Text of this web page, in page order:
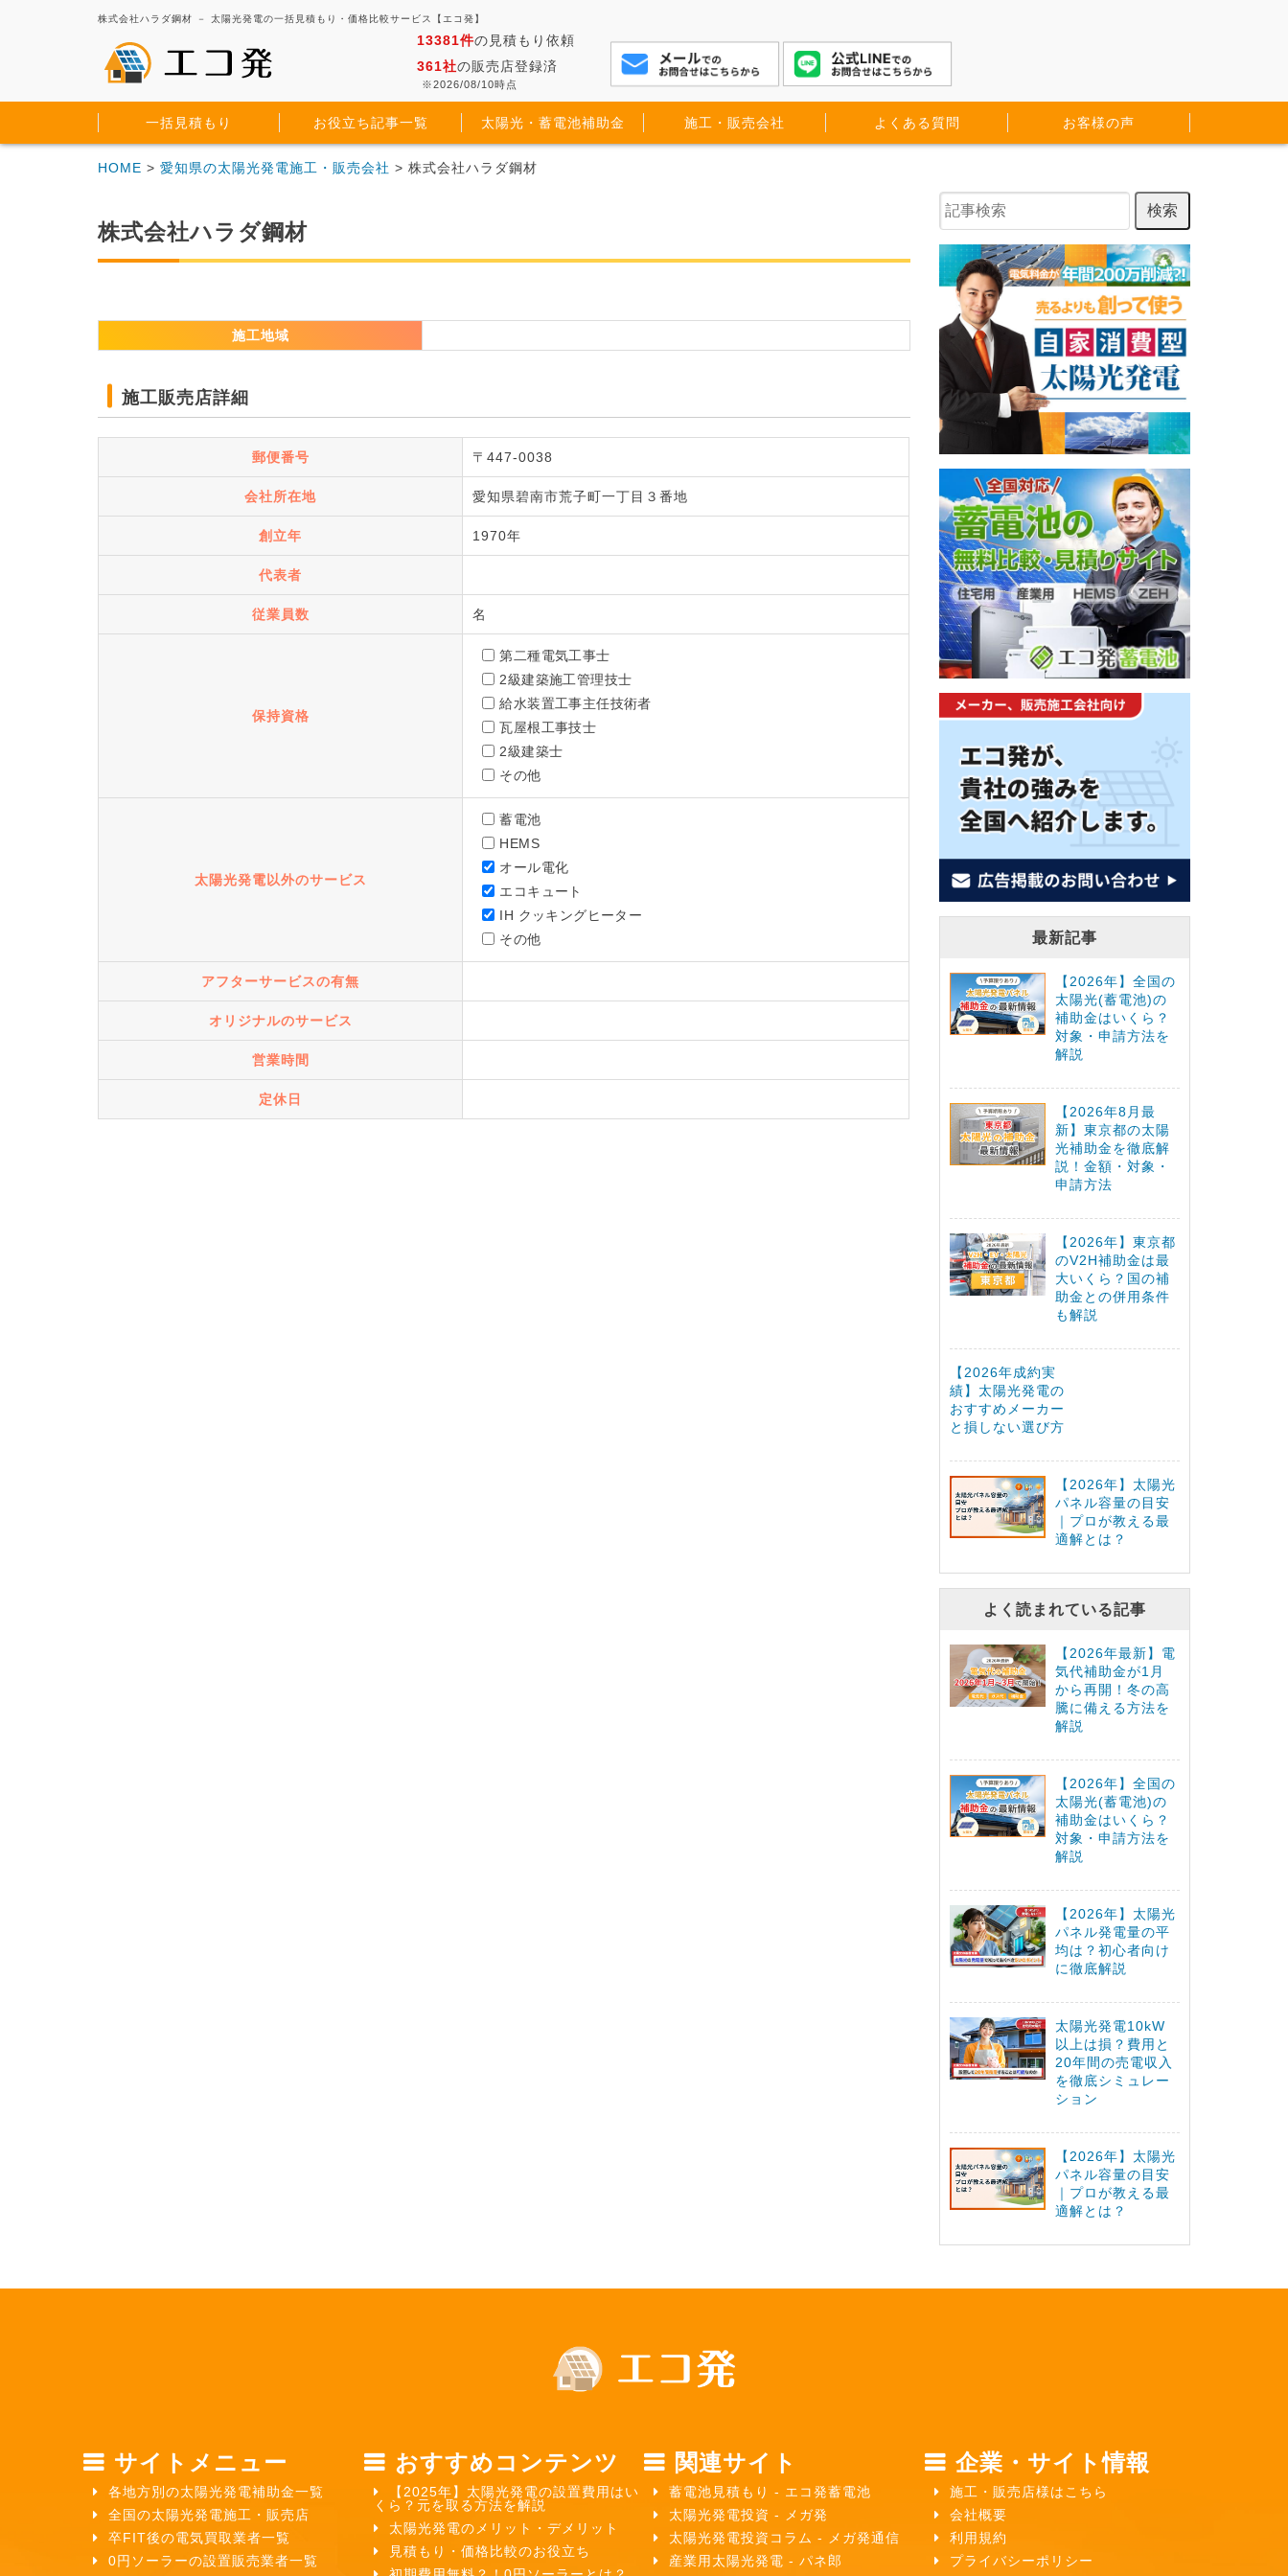
株式会社ハラダ鋼材 － 太陽光発電の一括見積もり・価格比較サービス【エコ発】
13381件の見積もり依頼
361社の販売店登録済
※2026/08/10時点
一括見積もり お役立ち記事一覧 太陽光・蓄電池補助金 施工・販売会社 よくある質問 お客様の声
HOME > 愛知県の太陽光発電施工・販売会社 > 株式会社ハラダ鋼材
株式会社ハラダ鋼材
施工地域
施工販売店詳細
郵便番号 〒447-0038
会社所在地 愛知県碧南市荒子町一丁目３番地
創立年 1970年
代表者
従業員数 名
保持資格
第二種電気工事士
2級建築施工管理技士
給水装置工事主任技術者
瓦屋根工事技士
2級建築士
その他
太陽光発電以外のサービス
蓄電池
HEMS
オール電化
エコキュート
IH クッキングヒーター
その他
アフターサービスの有無
オリジナルのサービス
営業時間
定休日
最新記事
【2026年】全国の
太陽光(蓄電池)の
補助金はいくら？
対象・申請方法を
解説
【2026年8月最
新】東京都の太陽
光補助金を徹底解
説！金額・対象・
申請方法
【2026年】東京都
のV2H補助金は最
大いくら？国の補
助金との併用条件
も解説
【2026年成約実
績】太陽光発電の
おすすめメーカー
と損しない選び方
【2026年】太陽光
パネル容量の目安
｜プロが教える最
適解とは？
よく読まれている記事
【2026年最新】電
気代補助金が1月
から再開！冬の高
騰に備える方法を
解説
【2026年】全国の
太陽光(蓄電池)の
補助金はいくら？
対象・申請方法を
解説
【2026年】太陽光
パネル発電量の平
均は？初心者向け
に徹底解説
太陽光発電10kW
以上は損？費用と
20年間の売電収入
を徹底シミュレー
ション
【2026年】太陽光
パネル容量の目安
｜プロが教える最
適解とは？
サイトメニュー
各地方別の太陽光発電補助金一覧
全国の太陽光発電施工・販売店
卒FIT後の電気買取業者一覧
0円ソーラーの設置販売業者一覧
おすすめコンテンツ
【2025年】太陽光発電の設置費用はい
くら？元を取る方法を解説
太陽光発電のメリット・デメリット
見積もり・価格比較のお役立ち
関連サイト
蓄電池見積もり - エコ発蓄電池
太陽光発電投資 - メガ発
太陽光発電投資コラム - メガ発通信
産業用太陽光発電 - パネ郎
企業・サイト情報
施工・販売店様はこちら
会社概要
利用規約
プライバシーポリシー